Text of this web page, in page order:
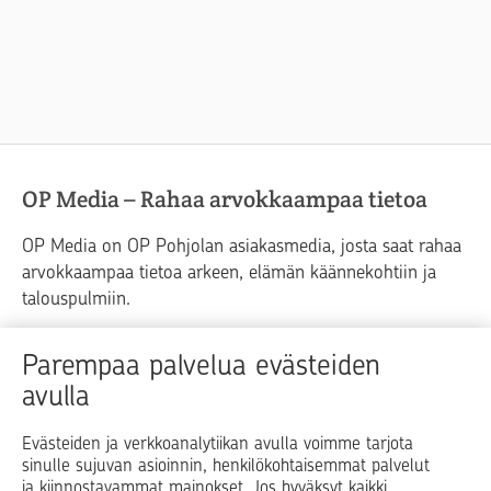
Parempaa palvelua evästeiden
avulla
Evästeiden ja verkkoanalytiikan avulla voimme tarjota
sinulle sujuvan asioinnin, henkilökohtaisemmat palvelut
OP Media – Rahaa arvokkaampaa tietoa
OP Media on OP Pohjolan asiakasmedia, josta saat rahaa
arvokkaampaa tietoa arkeen, elämän käännekohtiin ja
talouspulmiin.
Raha Elämä
Yrityselämä
Blogit ja puheenvuorot
Op.fi OP Koti Pohjola Vahinkoapu